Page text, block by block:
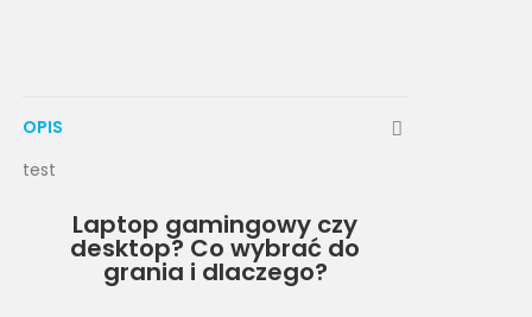
OPIS
test
Laptop gamingowy czy
desktop? Co wybrać do
grania i dlaczego?